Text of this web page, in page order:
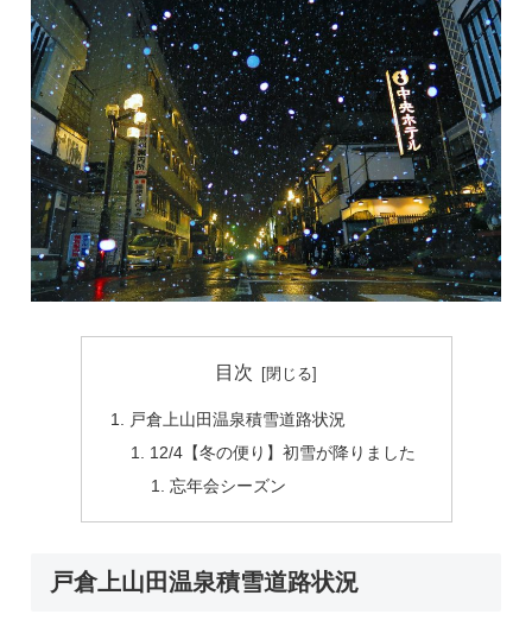
目次
戸倉上山田温泉積雪道路状況
12/4【冬の便り】初雪が降りました
忘年会シーズン
戸倉上山田温泉積雪道路状況